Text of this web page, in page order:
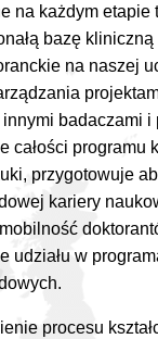
na każdym
bazę
na naszej
innymi badaczami
całości programu
przygotowuje
kariery
udziału w
procesu